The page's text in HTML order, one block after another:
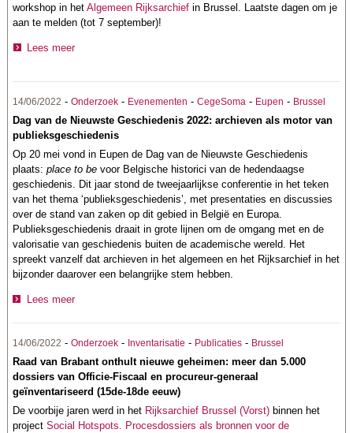
workshop in hetAlgemeen Rijksarchief in Brussel. Laatste dagen om je
aan te melden (tot 7 september)!
Lees meer
14/06/2022 -Onderzoek - Evenementen -CegeSoma - Eupen - Brussel
Dag van de Nieuwste Geschiedenis 2022: archieven als motor van
publieksgeschiedenis
Op 20 mei vond in Eupen de Dag van de Nieuwste Geschiedenis
plaats:place to be voor Belgische historici van de hedendaagse
geschiedenis. Dit jaar stond de tweejaarlijkse conferentie in het teken
van het thema ‘publieksgeschiedenis’, met presentaties en discussies
over de stand van zaken op dit gebied in België en Europa.
Publieksgeschiedenis draait in grote lijnen om de omgang met en de
valorisatie van geschiedenis buiten de academische wereld. Het
spreekt vanzelf dat archieven in het algemeen en het Rijksarchief in het
bijzonder daarover een belangrijke stem hebben.
Lees meer
14/06/2022 -Onderzoek - Inventarisatie - Publicaties - Brussel
Raad van Brabant onthult nieuwe geheimen: meer dan 5.000
dossiers van Officie-Fiscaal en procureur-generaal
geïnventariseerd (15de-18de eeuw)
De voorbije jaren werd in het Rijksarchief Brussel (Vorst) binnen het
projectSocial Hotspots. Procesdossiers als bronnen voor de